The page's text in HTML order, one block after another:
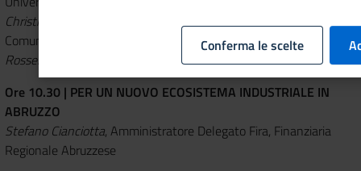
Christian Corsi
, Direttore Dipartimento Scienze della
Comunicazione Università di Teramo
Rossella Sobrero
, Gruppo promotore Il Salone della CSR
Ore 10.30 | PER UN NUOVO ECOSISTEMA INDUSTRIALE IN
ABRUZZO
Stefano Cianciotta, Amministratore Delegato Fira, Finanziaria
Regionale Abruzzese
Conferma le scelte